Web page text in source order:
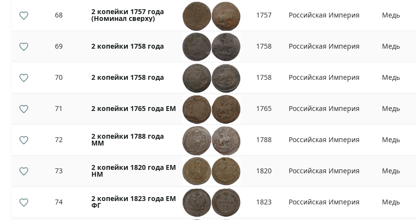
68 2 копейки 1757 года
(Номинал сверху) 1757 Российская Империя Медь
69 2 копейки 1758 года 1758 Российская Империя Медь
70 2 копейки 1758 года 1758 Российская Империя Медь
71 2 копейки 1765 года ЕМ 1765 Российская Империя Медь
72 2 копейки 1788 года
ММ 1788 Российская Империя Медь
73 2 копейки 1820 года ЕМ
НМ 1820 Российская Империя Медь
74 2 копейки 1823 года ЕМ
ФГ 1823 Российская Империя Медь